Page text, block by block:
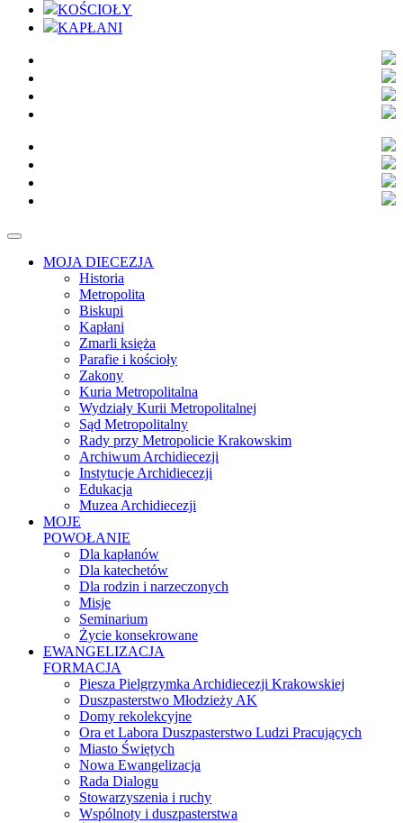
KOŚCIOŁY
KAPŁANI
MOJA DIECEZJA
Historia
Metropolita
Biskupi
Kapłani
Zmarli księża
Parafie i kościoły
Zakony
Kuria Metropolitalna
Wydziały Kurii Metropolitalnej
Sąd Metropolitalny
Rady przy Metropolicie Krakowskim
Archiwum Archidiecezji
Instytucje Archidiecezji
Edukacja
Muzea Archidiecezji
MOJE
POWOŁANIE
Dla kapłanów
Dla katechetów
Dla rodzin i narzeczonych
Misje
Seminarium
Życie konsekrowane
EWANGELIZACJA
FORMACJA
Piesza Pielgrzymka Archidiecezji Krakowskiej
Duszpasterstwo Młodzieży AK
Domy rekolekcyjne
Ora et Labora Duszpasterstwo Ludzi Pracujących
Miasto Świętych
Nowa Ewangelizacja
Rada Dialogu
Stowarzyszenia i ruchy
Wspólnoty i duszpasterstwa